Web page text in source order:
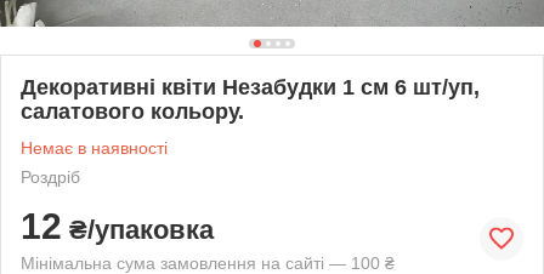
Декоративні квіти Незабудки 1 см 6 шт/уп,
салатового кольору.
Немає в наявності
Роздріб
12 ₴/упаковка
Мінімальна сума замовлення на сайті — 100 ₴